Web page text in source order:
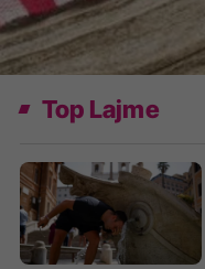
Top Lajme